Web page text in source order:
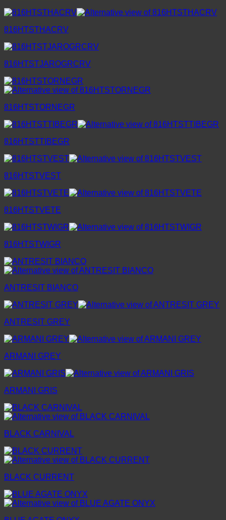
816HTSTHACRV
816HTSTJAROGRCRV
816HTSTORNEGR
816HTSTTIBEGR
816HTSTVEST
816HTSTVETE
816HTSTWIGR
ANTRESIT BIANCO
ANTRESIT GREY
ARMANI GREY
ARMANI GRIS
BLACK CARNIVAL
BLACK CURRENT